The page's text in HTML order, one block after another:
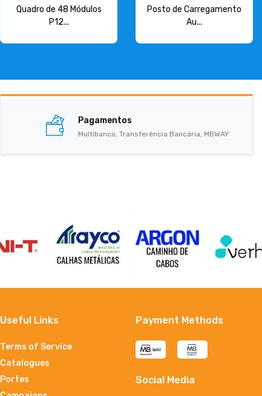
Quadro de 48 Módulos
P12...
Posto de Carregamento
Au...
Pagamentos
Multibanco, Transferência Bancária, MBWAY
Useful Links
Terms of Service
Catalogues
Portes
Payment Methods
Social Media